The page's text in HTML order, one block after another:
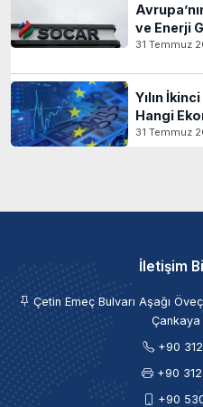
ve Enerji
31 Temmuz
Yılın
Hangi
31 Temmuz
İletişim
Çetin Emeç Bulvarı Aşağı
+90
+90
+90